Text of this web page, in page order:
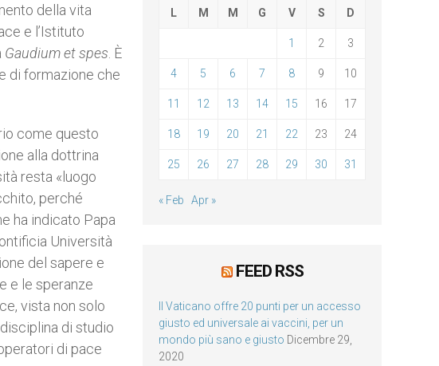
della vita
e l’Istituto
Gaudium et spes . È
di formazione che
come questo
alla dottrina
resta «luogo
perché
ha indicato Papa
Università
del sapere e
e le speranze
vista non solo
di studio
di pace
L M M G V S D
1 2 3
4 5 6 7 8 9 10
11 12 13 14 15 16 17
18 19 20 21 22 23 24
25 26 27 28 29 30 31
« Feb Apr »
FEED RSS
Il Vaticano offre 20 punti per un accesso
giusto ed universale ai vaccini, per un
mondo più sano e giusto Dicembre 29,
2020